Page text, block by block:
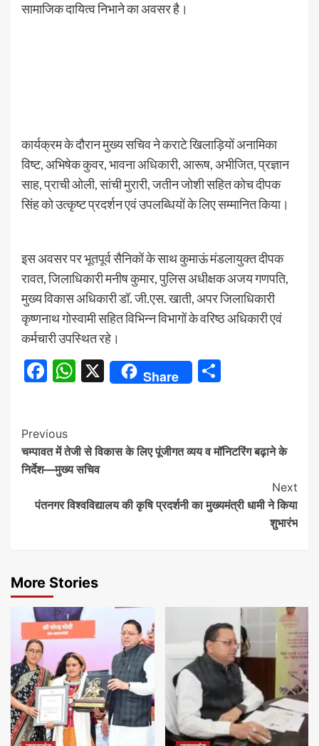
सामाजिक दायित्व निभाने का अवसर है।
कार्यक्रम के दौरान मुख्य सचिव ने कराटे खिलाड़ियों अनामिका
विष्ट, अभिषेक कुवर, भावना अधिकारी, आरूष, अभीजित, प्रज्ञान
साह, प्राची ओली, सांची मुरारी, जतीन जोशी सहित कोच दीपक
सिंह को उत्कृष्ट प्रदर्शन एवं उपलब्धियों के लिए सम्मानित किया।
इस अवसर पर भूतपूर्व सैनिकों के साथ कुमाऊं मंडलायुक्त दीपक
रावत, जिलाधिकारी मनीष कुमार, पुलिस अधीक्षक अजय गणपति,
मुख्य विकास अधिकारी डॉ. जी.एस. खाती, अपर जिलाधिकारी
कृष्णनाथ गोस्वामी सहित विभिन्न विभागों के वरिष्ठ अधिकारी एवं
कर्मचारी उपस्थित रहे।
Facebook
WhatsApp
X Share
Continue
Reading
Previous
चम्पावत में तेजी से विकास के लिए पूंजीगत व्यय व मॉनिटरिंग बढ़ाने के
निर्देश—मुख्य सचिव
Next
पंतनगर विश्वविद्यालय की कृषि प्रदर्शनी का मुख्यमंत्री धामी ने किया
शुभारंभ
More Stories